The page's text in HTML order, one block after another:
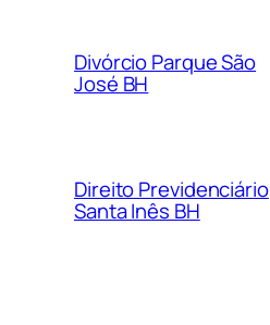
Divórcio Parque São
José BH
Direito Previdenciário
Santa Inês BH